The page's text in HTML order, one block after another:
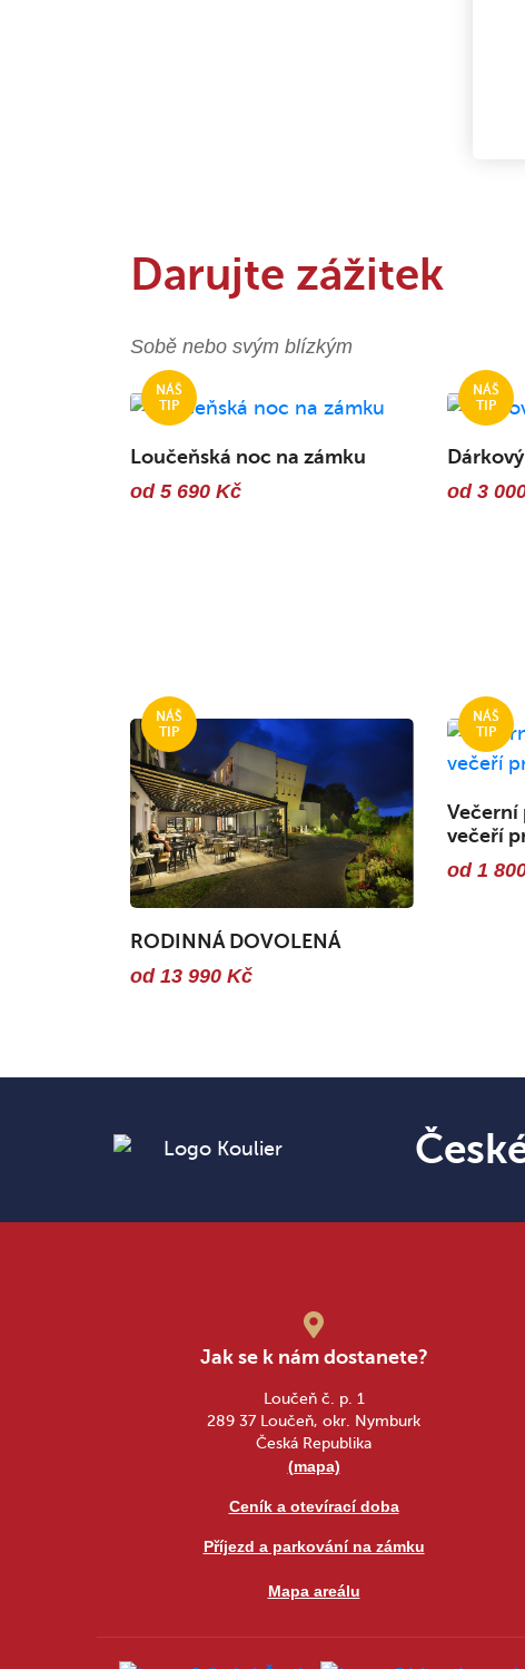
Darujte zážitek
Sobě nebo svým blízkým
Loučeňská noc na zámku
od 5 690 Kč
od 3
RODINNÁ DOVOLENÁ
od 13 990 Kč
Večerní
večeří
od 1
Jak se k nám dostanete?
Loučeň č. p. 1
289 37 Loučeň, okr. Nymburk
Česká Republika
(mapa)
Ceník a otevírací doba
Příjezd a parkování na zámku
Mapa areálu